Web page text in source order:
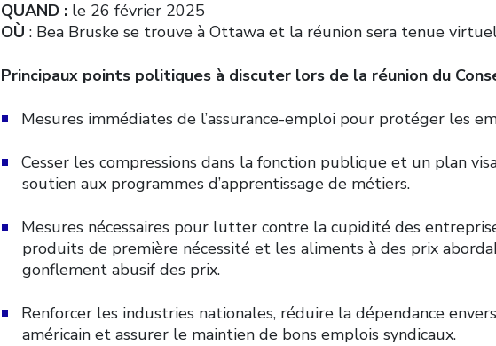
QUAND : le 26 février 2025
OÙ : Bea Bruske se trouve à Ottawa et la réunion sera tenue
Principaux points politiques à discuter lors de la réunion du
Mesures immédiates de l’assurance-emploi pour protéger les
Cesser les compressions dans la fonction publique et un plan
soutien aux programmes d’apprentissage de métiers.
Mesures nécessaires pour lutter contre la cupidité des
produits de première nécessité et les aliments à des prix
gonflement abusif des prix.
Renforcer les industries nationales, réduire la dépendance
américain et assurer le maintien de bons emplois syndicaux.